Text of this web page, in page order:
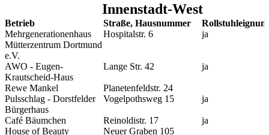
Innenstadt-West
Betrieb Straße, Hausnummer
Mehrgenerationenhaus
Mütterzentrum Dortmund
e.V.
Hospitalstr. 6 ja
AWO - Eugen-
Krautscheid-Haus
Lange Str. 42 ja
Rewe Mankel
Planetenfeldstr. 24
Pulsschlag - Dorstfelder
Bürgerhaus
Vogelpothsweg 15 ja
Café Bäumchen Reinoldistr. 17
ja
House of Beauty
Neuer Graben 105